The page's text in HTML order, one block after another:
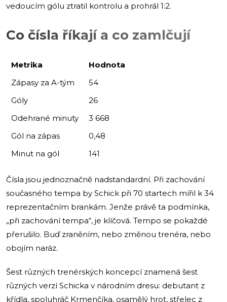
vedoucím gólu ztratil kontrolu a prohrál 1:2.
Co čísla říkají a co zamlčují
Metrika
Hodnota
Zápasy za A-tým
54
Góly
26
Odehrané minuty
3 668
Gól na zápas
0,48
Minut na gól
141
Čísla jsou jednoznačně nadstandardní. Při zachování
současného tempa by Schick při 70 startech mířil k 34
reprezentačním brankám. Jenže právě ta podmínka,
„při zachování tempa“, je klíčová. Tempo se pokaždé
přerušilo. Buď zraněním, nebo změnou trenéra, nebo
obojím naráz.
Šest různých trenérských koncepcí znamená šest
různých verzí Schicka v národním dresu: debutant z
křídla, spoluhráč Krmenčíka, osamělý hrot, střelec z